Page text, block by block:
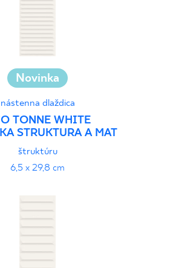
Novinka
nástenna dlaždica
TONNE WHITE
STRUKTURA A MAT
štruktúru
6,5 x 29,8 cm